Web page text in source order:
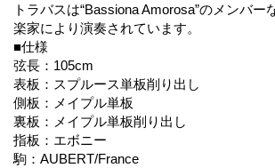
トラバスは“Bassiona Amorosa”のメンバー
楽家により演奏されています。
■仕様
弦長：105cm
表板：スプルース単板削り出し
側板：メイプル単板
裏板：メイプル単板削り出し
指板：エボニー
駒：AUBERT/France